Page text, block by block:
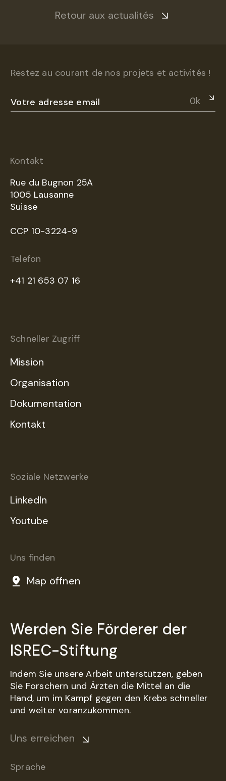
Retour aux actualités
Restez au courant de nos projets et activités !
Ok
Kontakt
Rue du Bugnon 25A
1005 Lausanne
Suisse
CCP 10-3224-9
Telefon
+41 21 653 07 16
Schneller Zugriff
Mission
Organisation
Dokumentation
Kontakt
Soziale Netzwerke
LinkedIn
Youtube
Uns finden
Map öffnen
Werden Sie Förderer der
ISREC-Stiftung
Indem Sie unsere Arbeit unterstützen, geben
Sie Forschern und Ärzten die Mittel an die
Hand, um im Kampf gegen den Krebs schneller
und weiter voranzukommen.
Uns erreichen
Sprache